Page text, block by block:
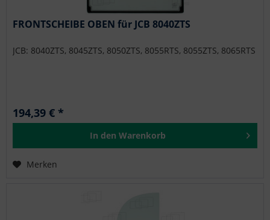
FRONTSCHEIBE OBEN für JCB 8040ZTS
JCB: 8040ZTS, 8045ZTS, 8050ZTS, 8055RTS, 8055ZTS, 8065RTS
194,39 € *
In den Warenkorb
Merken